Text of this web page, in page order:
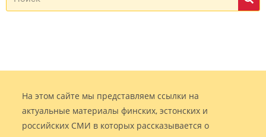
На этом сайте мы представляем ссылки на
актуальные материалы финских, эстонских и
российских СМИ в которых рассказывается о